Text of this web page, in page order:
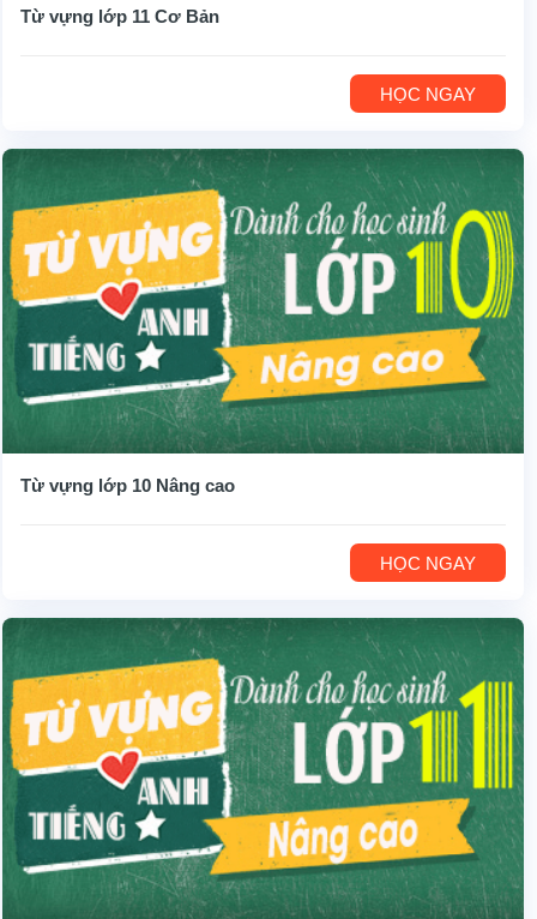
Từ vựng lớp 11 Cơ Bản
HỌC NGAY
Từ vựng lớp 10 Nâng cao
HỌC NGAY